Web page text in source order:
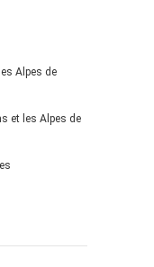
Alpes de
et les Alpes de